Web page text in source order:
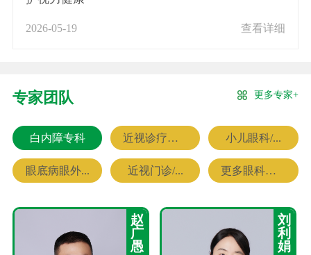
2026-05-19 查看详细
专家团队 更多专家+
白内障专科 近视诊疗专科 小儿眼科/...
眼底病眼外... 近视门诊/... 更多眼科专家
赵
广
愚
刘
利
娟